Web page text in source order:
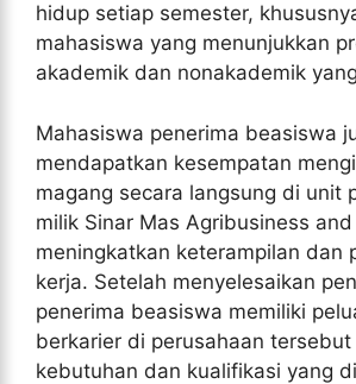
hidup setiap semester,
mahasiswa yang menunjukkan
akademik dan nonakademik
Mahasiswa penerima beasiswa
mendapatkan kesempatan
magang secara langsung di unit
milik Sinar Mas Agribusiness
meningkatkan keterampilan dan
kerja. Setelah menyelesaikan
penerima beasiswa memiliki
berkarier di perusahaan
kebutuhan dan kualifikasi yang